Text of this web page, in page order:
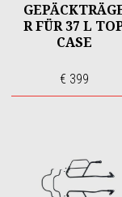
R FÜR 37 L
CASE
€ 399